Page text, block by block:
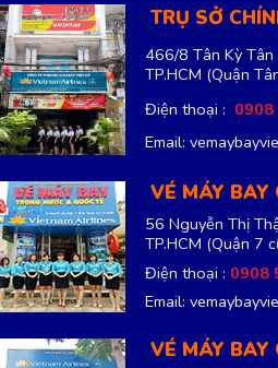
TRỤ SỞ
466/8 Tân Kỳ Tân
TP.HCM (Quận
Điện thoại :
Email:
VÉ MÁY BAY
56 Nguyễn Thị
TP.HCM (Quận 7
Điện thoại : 0908
Email:
VÉ MÁY BAY